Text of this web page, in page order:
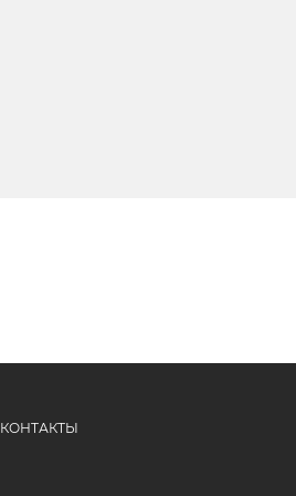
КОНТАКТЫ